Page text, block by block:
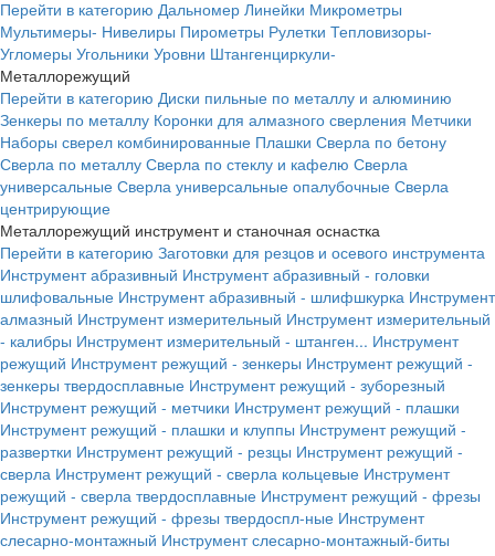
Перейти в категорию Дальномер Линейки Микрометры
Мультимеры- Нивелиры Пирометры Рулетки Тепловизоры-
Угломеры Угольники Уровни Штангенциркули-
Металлорежущий
Перейти в категорию Диски пильные по металлу и алюминию
Зенкеры по металлу Коронки для алмазного сверления Метчики
Наборы сверел комбинированные Плашки Сверла по бетону
Сверла по металлу Сверла по стеклу и кафелю Сверла
универсальные Сверла универсальные опалубочные Сверла
центрирующие
Металлорежущий инструмент и станочная оснастка
Перейти в категорию Заготовки для резцов и осевого инструмента
Инструмент абразивный Инструмент абразивный - головки
шлифовальные Инструмент абразивный - шлифшкурка Инструмент
алмазный Инструмент измерительный Инструмент измерительный
- калибры Инструмент измерительный - штанген... Инструмент
режущий Инструмент режущий - зенкеры Инструмент режущий -
зенкеры твердосплавные Инструмент режущий - зуборезный
Инструмент режущий - метчики Инструмент режущий - плашки
Инструмент режущий - плашки и клуппы Инструмент режущий -
развертки Инструмент режущий - резцы Инструмент режущий -
сверла Инструмент режущий - сверла кольцевые Инструмент
режущий - сверла твердосплавные Инструмент режущий - фрезы
Инструмент режущий - фрезы твердоспл-ные Инструмент
слесарно-монтажный Инструмент слесарно-монтажный-биты